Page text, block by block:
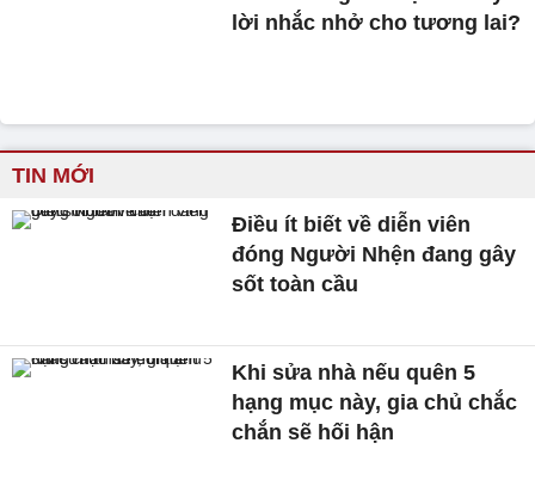
lời nhắc nhở cho tương lai?
TIN MỚI
Điều ít biết về diễn viên
đóng Người Nhện đang gây
sốt toàn cầu
Khi sửa nhà nếu quên 5
hạng mục này, gia chủ chắc
chắn sẽ hối hận